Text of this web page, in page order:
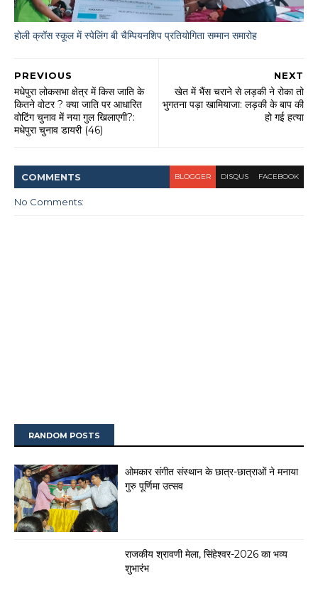
होली क्रॉस स्कूल में स्पेलिंग बी चैम्पियनशिप प्रतियोगिता सम्मान समारोह
NEXT
खेत में भैंस चराने से लड़की ने रोका तो
भुगतना पड़ा खामियाजा: लड़की के बाप की
हो गई हत्या
PREVIOUS
मधेपुरा लोकसभा क्षेत्र में किस जाति के
कितने वोटर ? क्या जाति पर आधारित
वोटिंग चुनाव में नया गुल खिलाएगी?:
मधेपुरा चुनाव डायरी (46)
COMMENTS BLOGGER DISQUS FACEBOOK
No Comments:
RANDOM POSTS
ओमकार संगीत संस्थान के छात्र-छात्राओं ने मनाया
गुरु पूर्णिमा उत्सव
राजकीय श्रावणी मेला, सिंहेश्वर-2026 का भव्य
शुभारंभ